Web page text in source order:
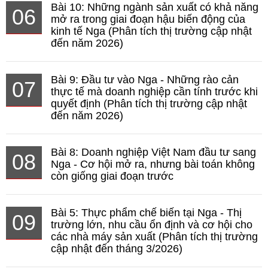
06
Bài 10: Những ngành sản xuất có khả năng
mở ra trong giai đoạn hậu biến động của
kinh tế Nga (Phân tích thị trường cập nhật
đến năm 2026)
07
Bài 9: Đầu tư vào Nga - Những rào cản
thực tế mà doanh nghiệp cần tính trước khi
quyết định (Phân tích thị trường cập nhật
đến năm 2026)
08
Bài 8: Doanh nghiệp Việt Nam đầu tư sang
Nga - Cơ hội mở ra, nhưng bài toán không
còn giống giai đoạn trước
09
Bài 5: Thực phẩm chế biến tại Nga - Thị
trường lớn, nhu cầu ổn định và cơ hội cho
các nhà máy sản xuất (Phân tích thị trường
cập nhật đến tháng 3/2026)